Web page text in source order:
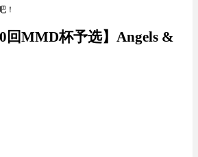
！
回MMD杯予选】Angels &